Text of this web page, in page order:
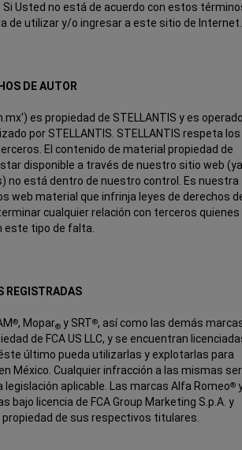
Usted no está de acuerdo con estos
de utilizar y/o ingresar a este sitio de Internet.
DE AUTOR
es propiedad de STELLANTIS y es operado
por STELLANTIS. STELLANTIS respeta los
El contenido de material propiedad de
disponible a través de nuestro sitio web (ya
no está dentro de nuestro control. Es nuestra
web material que infrinja leyes de derechos
cualquier relación con terceros quienes
este tipo de falta.
REGISTRADAS
®, Mopar® y SRT®, así como las demás
de FCA US LLC, y se encuentran
último pueda utilizarlas y explotarlas para
México. Cualquier infracción a las mismas
aplicable. Las marcas Alfa Romeo®
licencia de FCA Group Marketing S.p.A. y
de sus respectivos titulares.